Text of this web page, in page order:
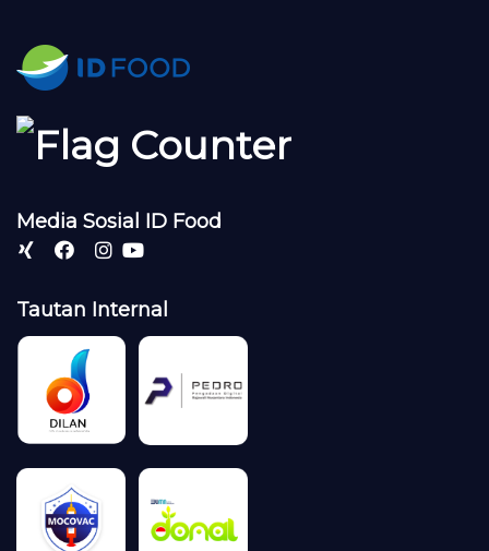
Media Sosial ID Food
Tautan Internal